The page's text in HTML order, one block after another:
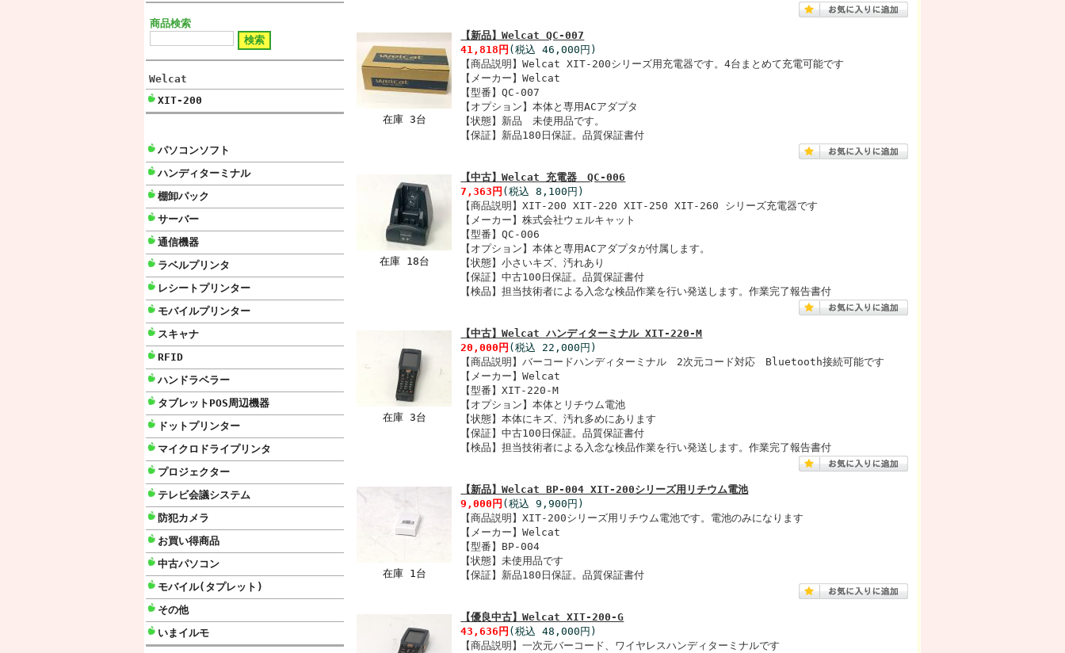
商品検索
Welcat
XIT-200
パソコンソフト
ハンディターミナル
棚卸パック
サーバー
通信機器
ラベルプリンタ
レシートプリンター
モバイルプリンター
スキャナ
RFID
ハンドラベラー
タブレットPOS周辺機器
ドットプリンター
マイクロドライプリンタ
プロジェクター
テレビ会議システム
防犯カメラ
お買い得商品
中古パソコン
モバイル(タプレット)
その他
いまイルモ
在庫 3台
【新品】Welcat QC-007
41,818円 (税込 46,000円)
【商品説明】Welcat XIT-200シリーズ用充電器です。4台まとめて充電可能です
【メーカー】Welcat
【型番】QC-007
【オプション】本体と専用ACアダプタ
【状態】新品 未使用品です。
【保証】新品180日保証。品質保証書付
在庫 18台
【中古】Welcat 充電器 QC-006
7,363円 (税込 8,100円)
【商品説明】XIT-200 XIT-220 XIT-250 XIT-260 シリーズ充電器です
【メーカー】株式会社ウェルキャット
【型番】QC-006
【オプション】本体と専用ACアダプタが付属します。
【状態】小さいキズ、汚れあり
【保証】中古100日保証。品質保証書付
【検品】担当技術者による入念な検品作業を行い発送します。作業完了報告書付
在庫 3台
【中古】Welcat ハンディターミナル XIT-220-M
20,000円 (税込 22,000円)
【商品説明】バーコードハンディターミナル 2次元コード対応 Bluetooth接続可能です
【メーカー】Welcat
【型番】XIT-220-M
【オプション】本体とリチウム電池
【状態】本体にキズ、汚れ多めにあります
【保証】中古100日保証。品質保証書付
【検品】担当技術者による入念な検品作業を行い発送します。作業完了報告書付
在庫 1台
【新品】Welcat BP-004 XIT-200シリーズ用リチウム電池
9,000円 (税込 9,900円)
【商品説明】XIT-200シリーズ用リチウム電池です。電池のみになります
【メーカー】Welcat
【型番】BP-004
【状態】未使用品です
【保証】新品180日保証。品質保証書付
【優良中古】Welcat XIT-200-G
43,636円 (税込 48,000円)
【商品説明】一次元バーコード、ワイヤレスハンディターミナルです